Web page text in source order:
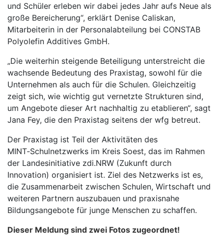
und Schüler erleben wir dabei jedes Jahr aufs Neue als
große Bereicherung“, erklärt Denise Caliskan,
Mitarbeiterin in der Personalabteilung bei CONSTAB
Polyolefin Additives GmbH.
„Die weiterhin steigende Beteiligung unterstreicht die
wachsende Bedeutung des Praxistag, sowohl für die
Unternehmen als auch für die Schulen. Gleichzeitig
zeigt sich, wie wichtig gut vernetzte Strukturen sind,
um Angebote dieser Art nachhaltig zu etablieren“, sagt
Jana Fey, die den Praxistag seitens der wfg betreut.
Der Praxistag ist Teil der Aktivitäten des
MINT‑Schulnetzwerks im Kreis Soest, das im Rahmen
der Landesinitiative zdi.NRW (Zukunft durch
Innovation) organisiert ist. Ziel des Netzwerks ist es,
die Zusammenarbeit zwischen Schulen, Wirtschaft und
weiteren Partnern auszubauen und praxisnahe
Bildungsangebote für junge Menschen zu schaffen.
Dieser Meldung sind zwei Fotos zugeordnet!